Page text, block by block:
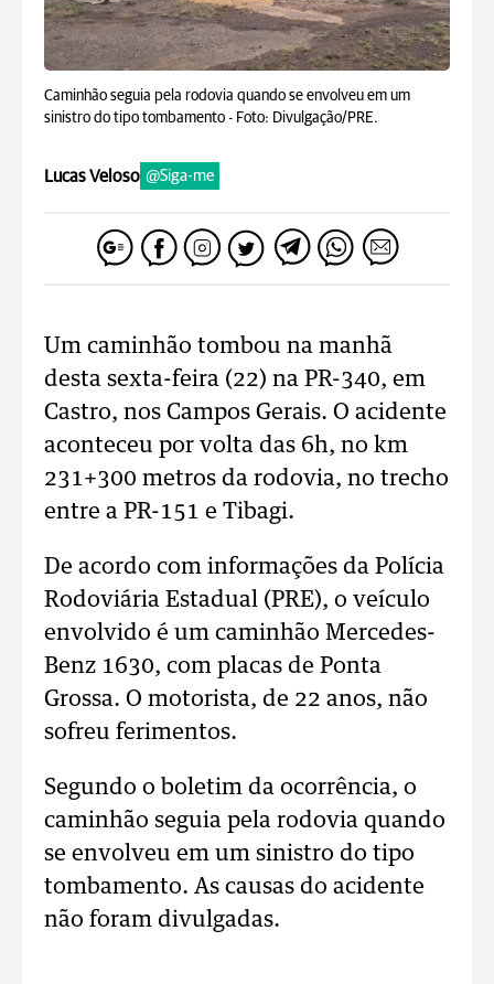
Caminhão seguia pela rodovia quando se envolveu em um
sinistro do tipo tombamento - Foto: Divulgação/PRE.
Lucas Veloso @Siga-me
Um caminhão tombou na manhã
desta sexta-feira (22) na PR-340, em
Castro, nos Campos Gerais. O acidente
aconteceu por volta das 6h, no km
231+300 metros da rodovia, no trecho
entre a PR-151 e Tibagi.
De acordo com informações da Polícia
Rodoviária Estadual (PRE), o veículo
envolvido é um caminhão Mercedes-
Benz 1630, com placas de Ponta
Grossa. O motorista, de 22 anos, não
sofreu ferimentos.
Segundo o boletim da ocorrência, o
caminhão seguia pela rodovia quando
se envolveu em um sinistro do tipo
tombamento. As causas do acidente
não foram divulgadas.